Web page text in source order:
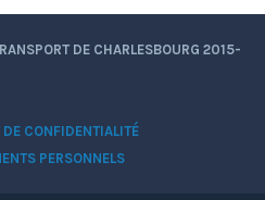
DE CHARLESBOURG 2015-
CONFIDENTIALITÉ
PERSONNELS